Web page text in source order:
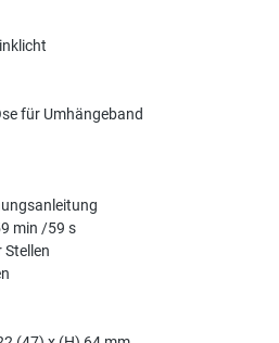
für Umhängeband
min /59 s
Stellen